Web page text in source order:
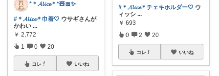
*＊𝓐𝓵𝓲𝓬𝓮＊*🧸🎀✨
#＊𝓐𝓵𝓲𝓬𝓮＊巾着🤍 ウサギさんが
かわい ...
￥ 2,772
1 0 20
コレ いいね
#＊𝓐𝓵𝓲𝓬𝓮＊チェキホルダー🤍 ウ
ィッシ ...
￥ 693
0 2 20
コレ いいね